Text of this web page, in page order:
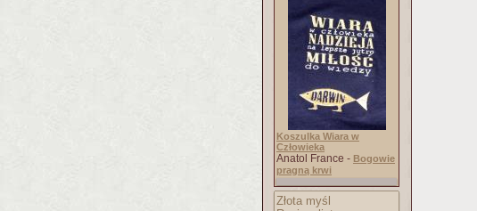
Koszulka Wiara w
Człowieka
Anatol France - Bogowie
pragną krwi
Złota myśl